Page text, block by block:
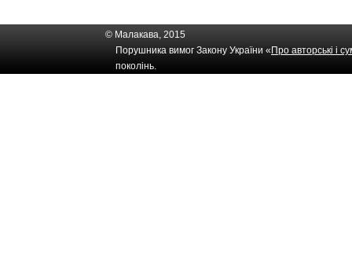
© Малакава, 2015
Порушника вимог Закону України « Про авторські і
поколінь.